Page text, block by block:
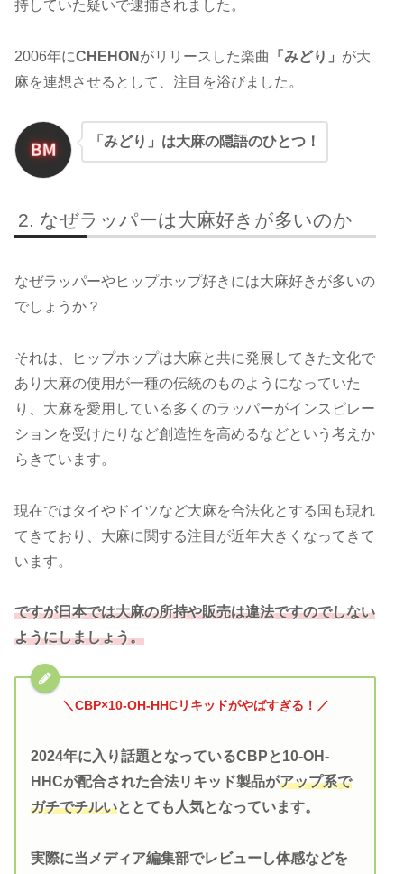
持していた疑いで逮捕されました。
2006年にCHEHON がリリースした楽曲 「みどり」 が大
麻を連想させるとして、注目を浴びました。
「みどり」は大麻の隠語のひとつ！
なぜラッパーは大麻好きが多いのか
なぜラッパーやヒップホップ好きには大麻好きが多いの
でしょうか？
それは、ヒップホップは大麻と共に発展してきた文化で
あり大麻の使用が一種の伝統のものようになっていた
り、大麻を愛用している多くのラッパーがインスピレー
ションを受けたりなど創造性を高めるなどという考えか
らきています。
現在ではタイやドイツなど大麻を合法化とする国も現れ
てきており、大麻に関する注目が近年大きくなってきて
います。
ですが日本では大麻の所持や販売は違法ですのでしない
ようにしましょう。
＼CBP×10-OH-HHCリキッドがやばすぎる！／
2024年に入り話題となっているCBPと10-OH-
HHCが配合された合法リキッド製品がアップ系で
ガチでチルいととても人気となっています。
実際に当メディア編集部でレビューし体感などを